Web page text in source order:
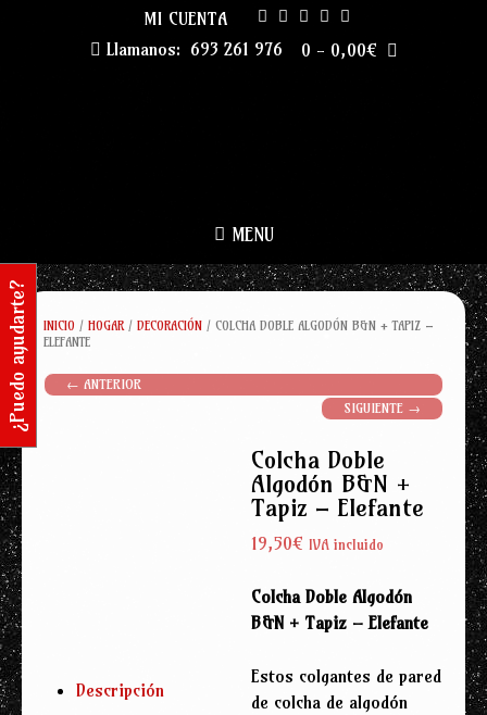
MI CUENTA
Llamanos: 693 261 976 0 - 0,00€
MENU
INICIO / HOGAR/ DECORACIÓN / COLCHA DOBLE ALGODÓN B&N + TAPIZ –
ELEFANTE
← ANTERIOR
SIGUIENTE →
Colcha Doble
Algodón B&N +
Tapiz – Elefante
19,50€ IVA incluido
Colcha Doble Algodón
B&N + Tapiz – Elefante
Estos colgantes de pared
de colcha de algodón
Descripción
¿Puedo ayudarte?